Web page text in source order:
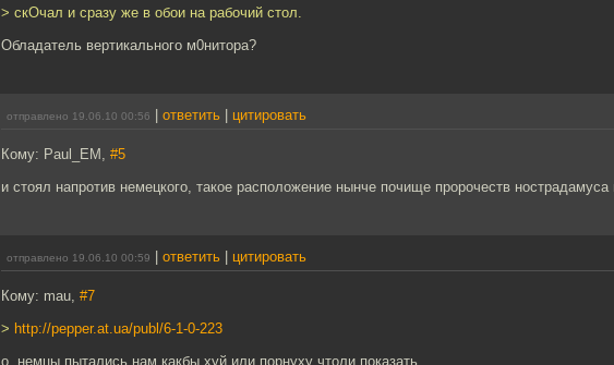
> скОчал и сразу же в обои на рабочий стол.
Обладатель вертикального м0нитора?
отправлено 19.06.10 00:56 ответить цитировать
Кому: Paul_EM, #5
и стоял напротив немецкого, такое расположение нынче почище пророчеств нострадамуса
отправлено 19.06.10 00:59 ответить цитировать
Кому: mau, #7
> http://pepper.at.ua/publ/6-1-0-223
о, немцы пытались нам какбы хуй или порнуху чтоли показать